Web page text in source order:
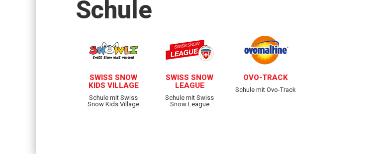
Schule
SWISS SNOW
KIDS VILLAGE
Schule mit Swiss
Snow Kids Village
SWISS SNOW
LEAGUE
Schule mit Swiss
Snow League
OVO-TRACK
Schule mit Ovo-Track